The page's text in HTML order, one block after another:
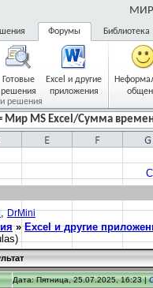
МИР
Форумы Библиотека
Готовые
решения
Excel и другие
приложения
решения
Мир MS Excel/Сумма
,DrMini
» Excel и другие
Дата: Пятница, 25.07.2025, 16:23 |